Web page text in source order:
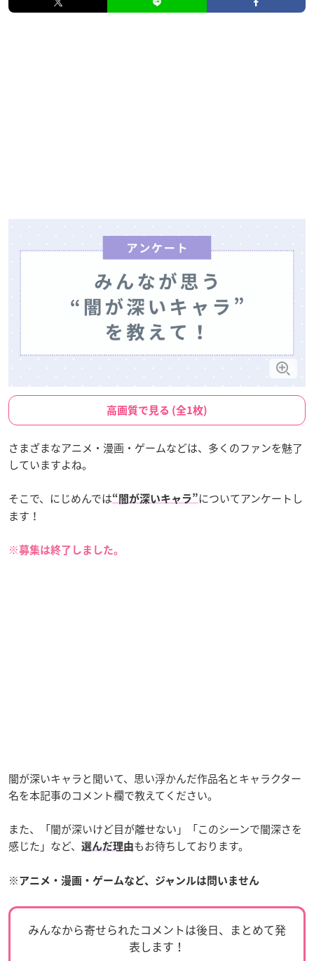
高画質で見る (全1枚)
さまざまなアニメ・漫画・ゲームなどは、多くのファンを魅了
していますよね。
そこで、にじめんでは“闇が深いキャラ” についてアンケートし
ます！
※募集は終了しました。
闇が深いキャラと聞いて、思い浮かんだ作品名とキャラクター
名を本記事のコメント欄で教えてください。
また、「闇が深いけど目が離せない」「このシーンで闇深さを
感じた」など、
選んだ理由もお待ちしております。
※アニメ・漫画・ゲームなど、ジャンルは問いません
みんなから寄せられたコメントは後日、まとめて発
表します！